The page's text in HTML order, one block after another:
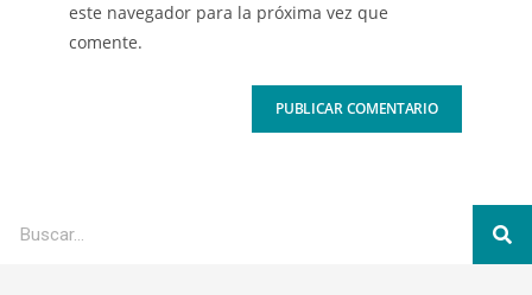
este navegador para la próxima vez que
comente.